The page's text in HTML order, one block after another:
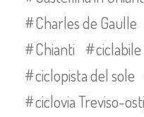
Charles de Gaulle
Chianti
ciclabile
ciclopista del sole
ciclovia Treviso-